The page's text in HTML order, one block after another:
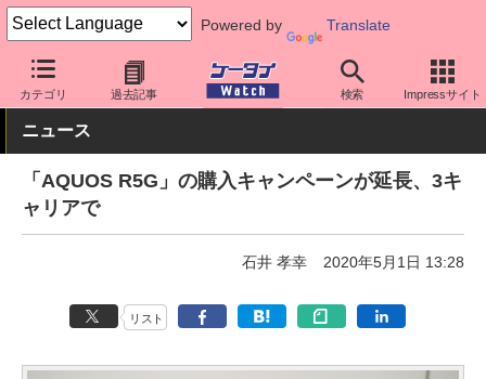
Powered by Translate
カテゴリ 過去記事 検索 Impressサイト
ケータイ Watch OS Android AQUOS
ニュース
「AQUOS R5G」の購入キャンペーンが延長、3キ
ャリアで
石井 孝幸 2020年5月1日 13:28
リスト